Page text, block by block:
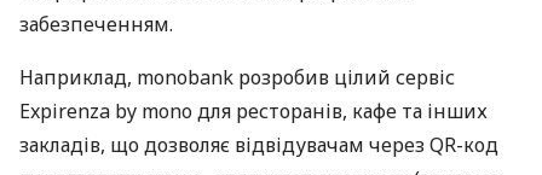
забезпеченням.
Наприклад, monobank розробив цілий сервіс
Expirenza by mono для ресторанів, кафе та інших
закладів, що дозволяє відвідувачам через QR-код